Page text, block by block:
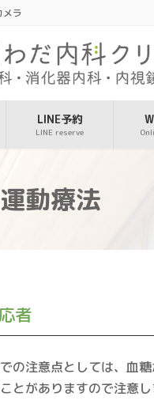
メラ
LINE予約
LINE reserve
動療法
者
の注意点としては、血
とがありますので注意し